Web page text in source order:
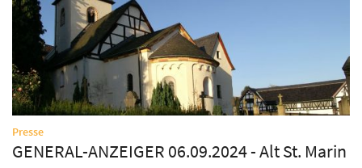
Presse:
GENERAL-ANZEIGER 06.09.2024 - Alt St. Marin